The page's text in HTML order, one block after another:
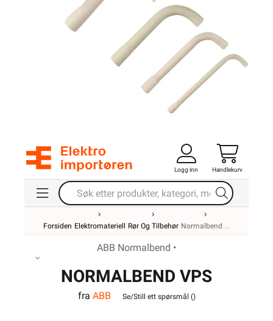
Logg inn Handlekurv
Forsiden Elektromateriell Rør Og Tilbehør Normalbend
ABB Normalbend •
NORMALBEND VPS
32MM
fra ABB Se/Still ett spørsmål ()